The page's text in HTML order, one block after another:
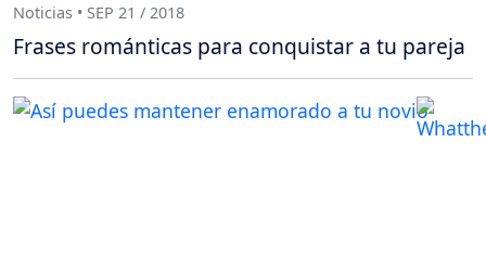
Noticias • SEP 21 / 2018
Frases románticas para conquistar a tu pareja